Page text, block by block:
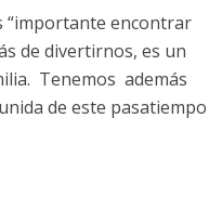
“importante encontrar
de divertirnos, es un
Tenemos además
de este pasatiempo